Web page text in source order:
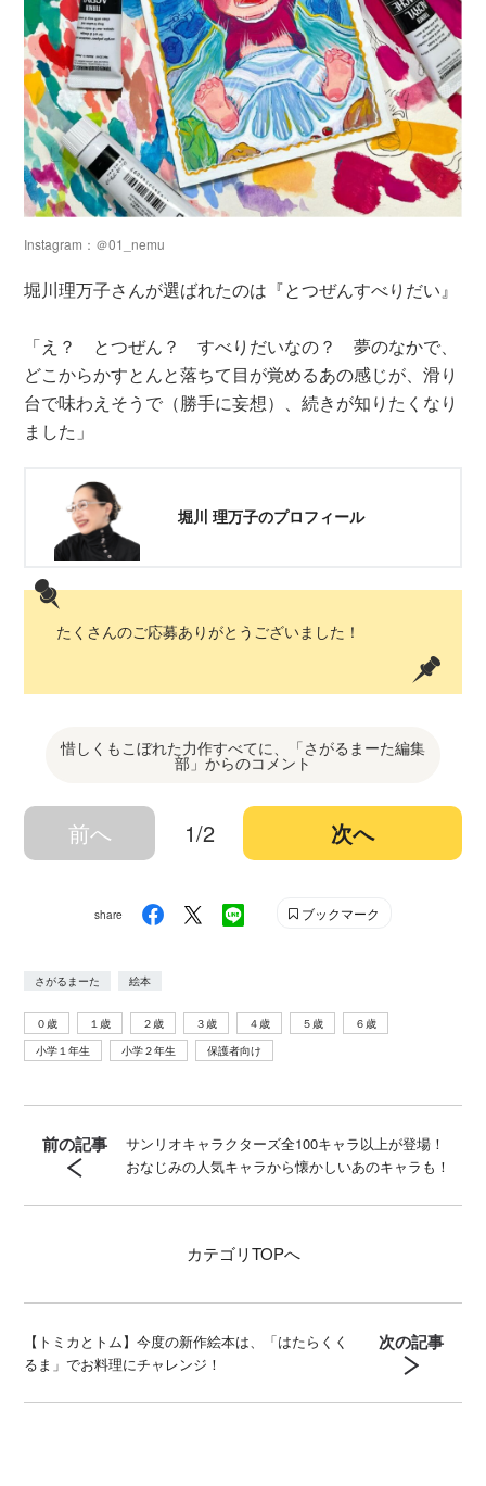
Instagram：＠01_nemu
堀川理万子さんが選ばれたのは『とつぜんすべりだい』
「え？ とつぜん？ すべりだいなの？ 夢のなかで、
どこからかすとんと落ちて目が覚めるあの感じが、滑り
台で味わえそうで（勝手に妄想）、続きが知りたくなり
ました」
堀川 理万子のプロフィール
たくさんのご応募ありがとうございました！
惜しくもこぼれた力作すべてに、「さがるまーた編集
部」からのコメント
前へ 1/2 次へ
share ブックマーク
さがるまーた 絵本
０歳 １歳 ２歳 ３歳 ４歳 ５歳
６歳
小学１年生
小学２年生 保護者向け
前の記事
サンリオキャラクターズ全100キャラ以上が登場！
おなじみの人気キャラから懐かしいあのキャラも！
カテゴリTOPへ
【トミカとトム】今度の新作絵本は、「はたらくく
るま」でお料理にチャレンジ！
次の記事